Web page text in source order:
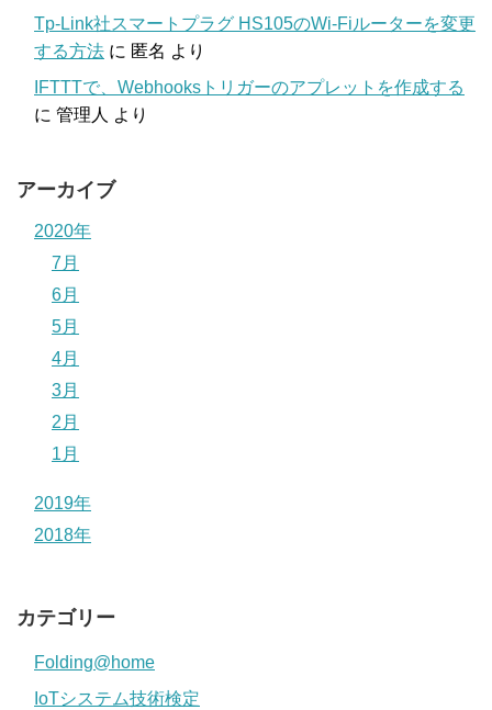
Tp-Link社スマートプラグ HS105のWi-Fiルーターを変更
する方法 に 匿名 より
IFTTTで、Webhooksトリガーのアプレットを作成する
に 管理人 より
アーカイブ
2020年
7月
6月
5月
4月
3月
2月
1月
2019年
2018年
カテゴリー
Folding@home
IoTシステム技術検定